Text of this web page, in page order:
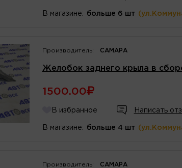
В магазине: больше 6 шт
Производитель: САМАРА
Желобок заднего крыла в
1500.00
В избранное Написать
В магазине: больше 4 шт
Производитель: САМАРА